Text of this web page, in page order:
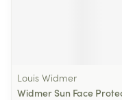
Louis Widmer
Widmer Sun Face